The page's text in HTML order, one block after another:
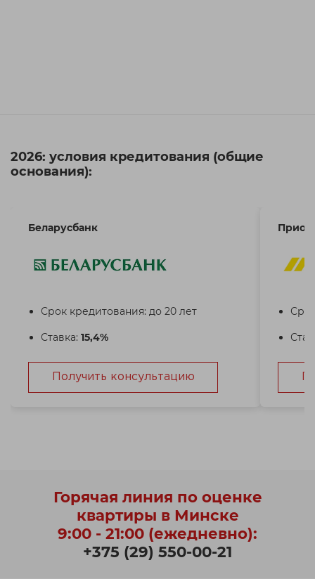
2026: условия кредитования (общие
основания):
Беларусбанк
Срок кредитования: до 20 лет
Ставка: 15,4%
Получить консультацию
Горячая линия по оценке
квартиры в Минске
9:00 - 21:00 (ежедневно):
+375 (29) 550-00-21